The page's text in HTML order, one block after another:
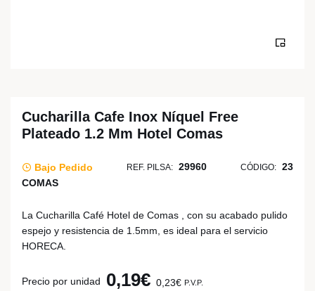
Cucharilla Cafe Inox Níquel Free
Plateado 1.2 Mm Hotel Comas
Bajo Pedido REF. PILSA: 29960 CÓDIGO: 23
COMAS
La Cucharilla Café Hotel de Comas , con su acabado pulido
espejo y resistencia de 1.5mm, es ideal para el servicio
HORECA.
Precio por unidad 0,19€ 0,23€ P.V.P.